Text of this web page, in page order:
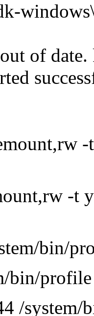
of
-t
bin/
bin/profile
/system/